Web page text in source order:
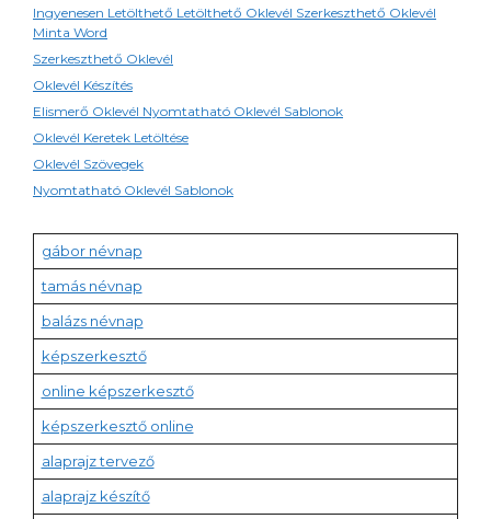
Ingyenesen Letölthető Letölthető Oklevél Szerkeszthető Oklevél
Minta Word
Szerkeszthető Oklevél
Oklevél Készítés
Elismerő Oklevél Nyomtatható Oklevél Sablonok
Oklevél Keretek Letöltése
Oklevél Szövegek
Nyomtatható Oklevél Sablonok
gábor névnap
tamás névnap
balázs névnap
képszerkesztő
online képszerkesztő
képszerkesztő online
alaprajz tervező
alaprajz készítő